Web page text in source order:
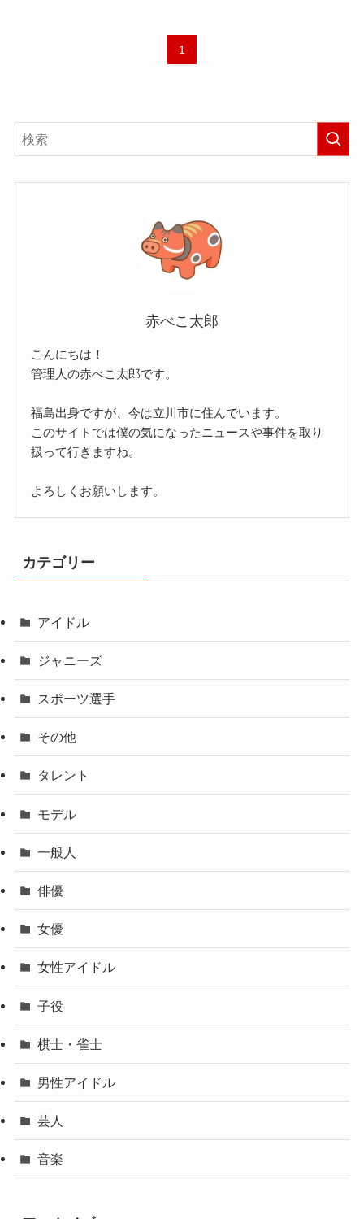
1
赤べこ太郎
こんにちは！
管理人の赤べこ太郎です。
福島出身ですが、今は立川市に住んでいます。
このサイトでは僕の気になったニュースや事件を取り
扱って行きますね。
よろしくお願いします。
カテゴリー
アイドル
ジャニーズ
スポーツ選手
その他
タレント
モデル
一般人
俳優
女優
女性アイドル
子役
棋士・雀士
男性アイドル
芸人
音楽